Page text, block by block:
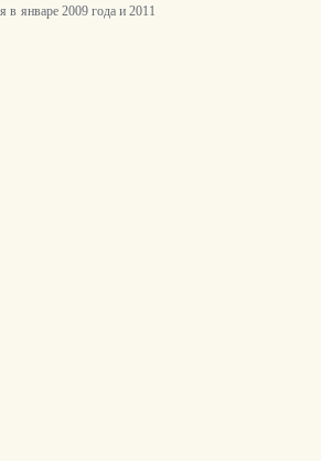
в январе 2009 года и 2011